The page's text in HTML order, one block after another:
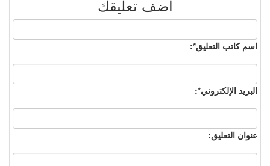
أضف تعليقك
اسم كاتب التعليق*:
البريد الإلكتروني*:
عنوان التعليق: